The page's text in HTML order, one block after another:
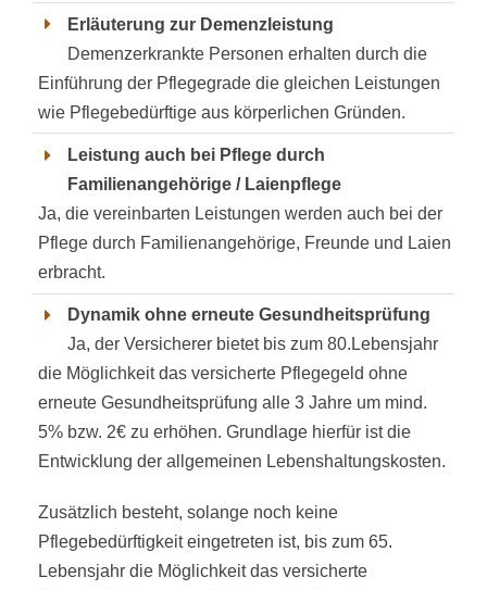
Erläuterung zur Demenzleistung
Demenzerkrankte Personen erhalten durch die
Einführung der Pflegegrade die gleichen Leistungen
wie Pflegebedürftige aus körperlichen Gründen.
Leistung auch bei Pflege durch
Familienangehörige / Laienpflege
Ja, die vereinbarten Leistungen werden auch bei der
Pflege durch Familienangehörige, Freunde und Laien
erbracht.
Dynamik ohne erneute Gesundheitsprüfung
Ja, der Versicherer bietet bis zum 80.Lebensjahr
die Möglichkeit das versicherte Pflegegeld ohne
erneute Gesundheitsprüfung alle 3 Jahre um mind.
5% bzw. 2€ zu erhöhen. Grundlage hierfür ist die
Entwicklung der allgemeinen Lebenshaltungskosten.
Zusätzlich besteht, solange noch keine
Pflegebedürftigkeit eingetreten ist, bis zum 65.
Lebensjahr die Möglichkeit das versicherte